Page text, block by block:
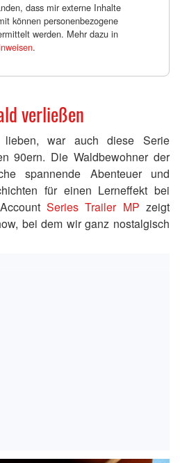
dass mir externe Inhalte
können personenbezogene
werden. Mehr dazu in
.
verließen
war auch diese Serie
90ern. Die Waldbewohner der
spannende Abenteuer und
für einen Lerneffekt bei
Series Trailer MP zeigt
bei dem wir ganz nostalgisch